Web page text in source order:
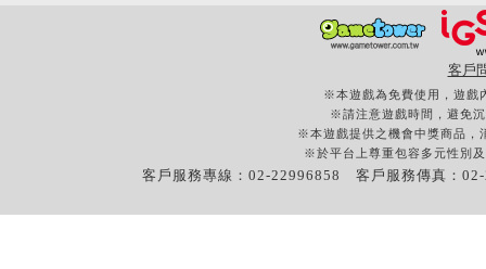
客戶
※本遊戲為免費使用，遊戲
※請注意遊戲時間，避免
※本遊戲提供之機會中獎商品，
※於平台上尊重包容多元性別
客戶服務專線：02-22996858 客戶服務傳真：